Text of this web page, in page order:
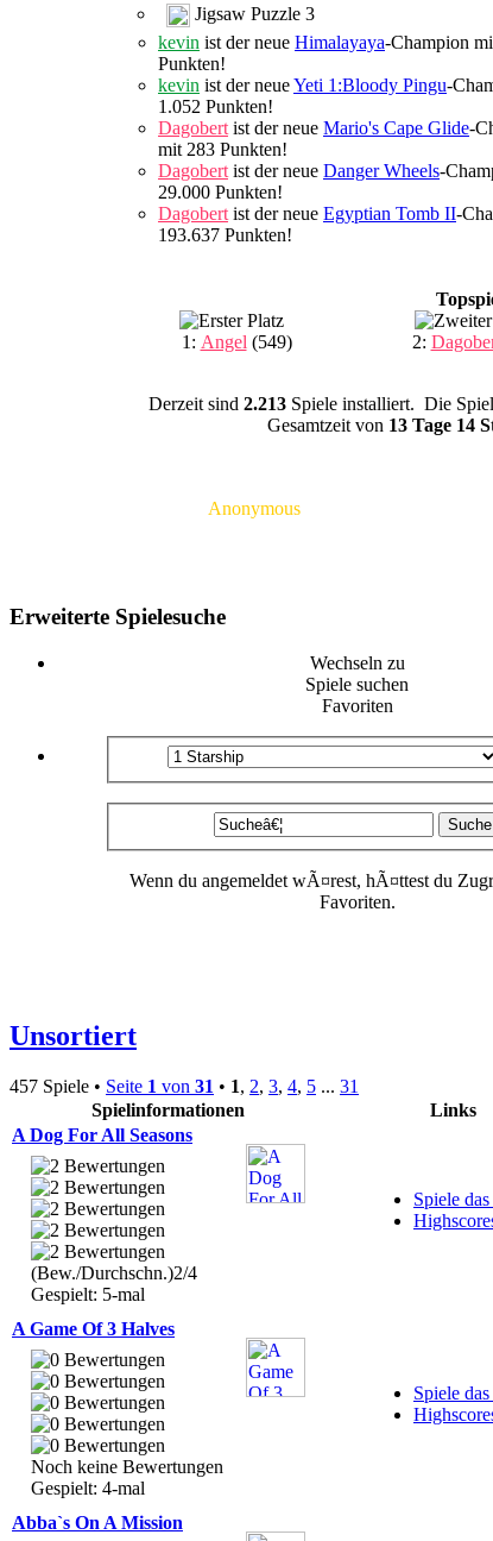
Jigsaw Puzzle 3
kevin ist der neue Himalayaya-Champion
Punkten!
kevin ist der neueYeti 1:Bloody Pingu-
1.052 Punkten!
Dagobert ist der neue Mario's Cape Glide-
mit 283 Punkten!
Dagobert ist der neue Danger Wheels-
29.000 Punkten!
Dagobert ist der neue Egyptian Tomb II-
193.637 Punkten!
1: Angel (549) 2:
Derzeit sind2.213 Spiele installiert. Die
Gesamtzeit von 13 Tage 14
Anonymous
Erweiterte Spielesuche
Wechseln zu
Spiele suchen
Favoriten
Wenn du angemeldet wÃ¤rest, hÃ¤ttest du
Favoriten.
Unsortiert
457 Spiele • Seite 1 von 31 • 1, 2, 3, 4, 5 ... 31
Spielinformationen
Links
A Dog For All Seasons
(Bew./Durchschn.)2/4
Gespielt: 5-mal
Spiele
A Game Of 3 Halves
Noch keine Bewertungen
Gespielt: 4-mal
Spiele
Abba`s On A Mission